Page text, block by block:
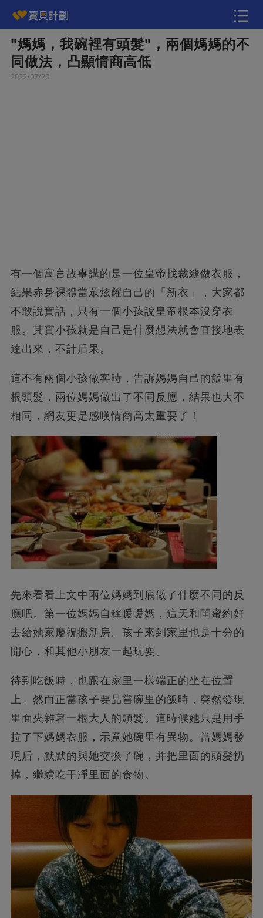
"媽媽，我碗裡有頭髮"，兩個媽媽的不
同做法，凸顯情商高低
2022/07/20
有一個寓言故事講的是一位皇帝找裁縫做衣服，
結果赤身裸體當眾炫耀自己的「新衣」，大家都
不敢說實話，只有一個小孩說皇帝根本沒穿衣
服。其實小孩就是自己是什麼想法就會直接地表
達出來，不計后果。
這不有兩個小孩做客時，告訴媽媽自己的飯里有
根頭髮，兩位媽媽做出了不同反應，結果也大不
相同，網友更是感嘆情商高太重要了！
先來看看上文中兩位媽媽到底做了什麼不同的反
應吧。第一位媽媽自稱暖暖媽，這天和閨蜜約好
去給她家慶祝搬新房。孩子來到家里也是十分的
開心，和其他小朋友一起玩耍。
待到吃飯時，也跟在家里一樣端正的坐在位置
上。然而正當孩子要品嘗碗里的飯時，突然發現
里面夾雜著一根大人的頭髮。這時候她只是用手
拉了下媽媽衣服，示意她碗里有異物。當媽媽發
現后，默默的與她交換了碗，并把里面的頭髮扔
掉，繼續吃干凈里面的食物。
快訊